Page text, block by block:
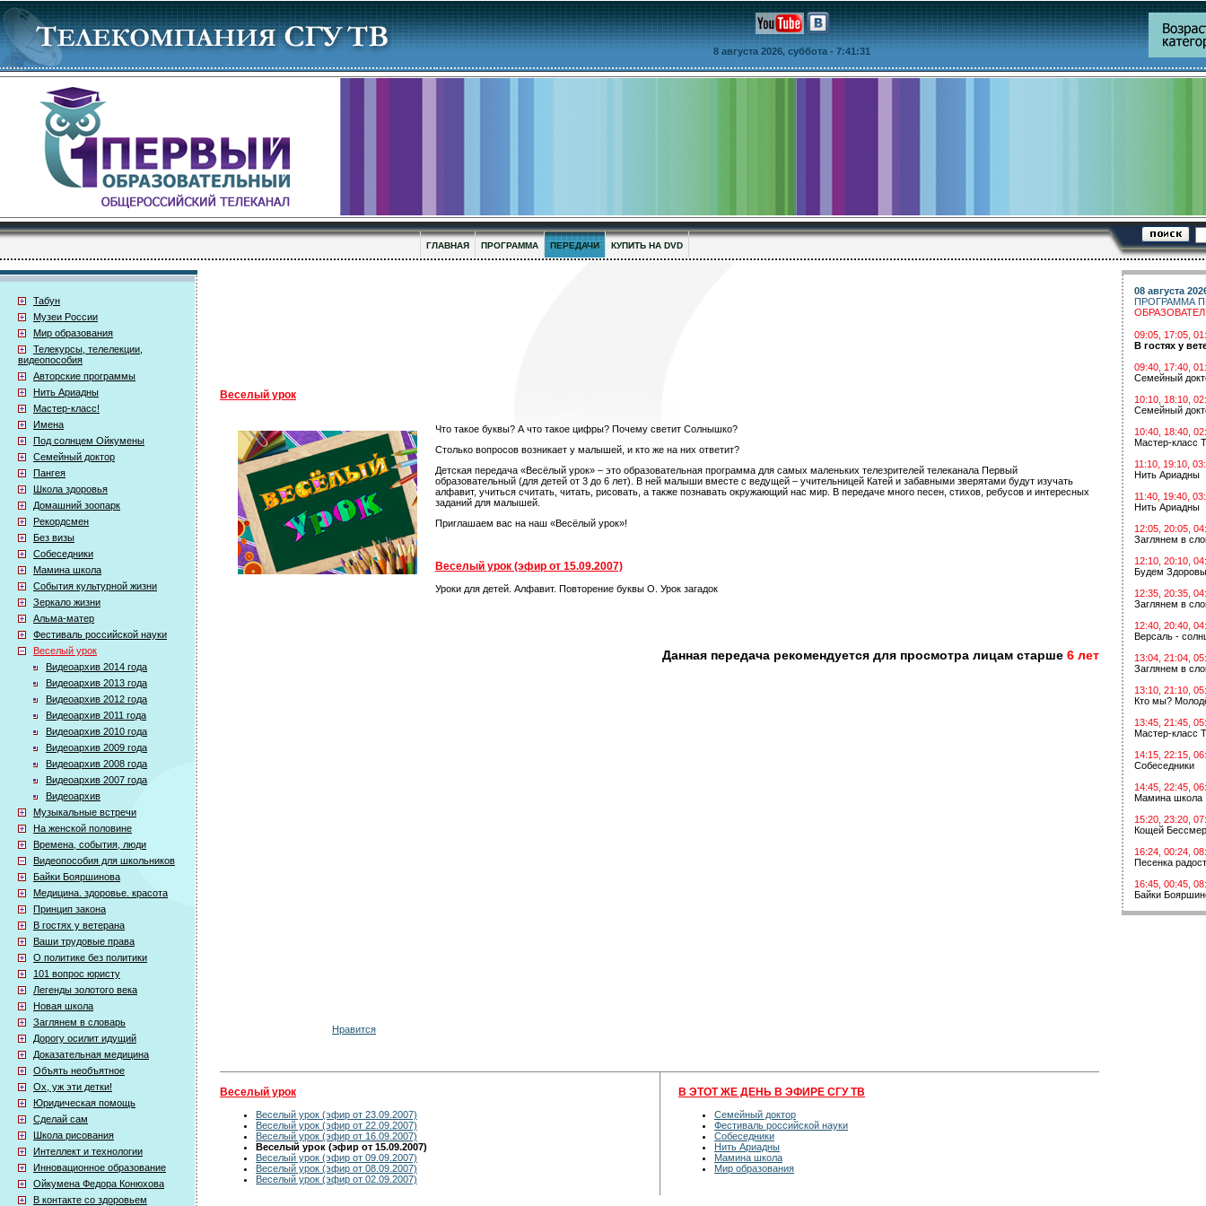
8 августа 2026, суббота - 7:41:31
ГЛАВНАЯ ПРОГРАММА ПЕРЕДАЧИ КУПИТЬ НА DVD
Табун
Музеи России
Мир образования
Телекурсы, телелекции,
видеопособия
Авторские программы
Нить Ариадны
Мастер-класс!
Имена
Под солнцем Ойкумены
Семейный доктор
Пангея
Школа здоровья
Домашний зоопарк
Рекордсмен
Без визы
Собеседники
Мамина школа
События культурной жизни
Зеркало жизни
Альма-матер
Фестиваль российской науки
Веселый урок
Видеоархив 2014 года
Видеоархив 2013 года
Видеоархив 2012 года
Видеоархив 2011 года
Видеоархив 2010 года
Видеоархив 2009 года
Видеоархив 2008 года
Видеоархив 2007 года
Видеоархив
Музыкальные встречи
На женской половине
Времена, события, люди
Видеопособия для школьников
Байки Бояршинова
Медицина. здоровье. красота
Принцип закона
В гостях у ветерана
Ваши трудовые права
О политике без политики
101 вопрос юристу
Легенды золотого века
Новая школа
Заглянем в словарь
Дорогу осилит идущий
Доказательная медицина
Объять необъятное
Ох, уж эти детки!
Юридическая помощь
Сделай сам
Школа рисования
Интеллект и технологии
Инновационное образование
Ойкумена Федора Конюхова
В контакте со здоровьем
Веселый урок
Что такое буквы? А что такое цифры? Почему светит Солнышко?
Столько вопросов возникает у малышей, и кто же на них ответит?
Детская передача «Весёлый урок» – это образовательная программа для самых маленьких телезрителей телеканала Первый
образовательный (для детей от 3 до 6 лет). В ней малыши вместе с ведущей – учительницей Катей и забавными зверятами будут изучать
алфавит, учиться считать, читать, рисовать, а также познавать окружающий нас мир. В передаче много песен, стихов, ребусов и интересных
заданий для малышей.
Приглашаем вас на наш «Весёлый урок»!
Веселый урок (эфир от 15.09.2007)
Уроки для детей. Алфавит. Повторение буквы О. Урок загадок
Данная передача рекомендуется для просмотра лицам старше 6 лет
Нравится
Веселый урок
Веселый урок (эфир от 23.09.2007)
Веселый урок (эфир от 22.09.2007)
Веселый урок (эфир от 16.09.2007)
Веселый урок (эфир от 15.09.2007)
Веселый урок (эфир от 09.09.2007)
Веселый урок (эфир от 08.09.2007)
Веселый урок (эфир от 02.09.2007)
В ЭТОТ ЖЕ ДЕНЬ В ЭФИРЕ СГУ ТВ
Семейный доктор
Фестиваль российской науки
Собеседники
Нить Ариадны
Мамина школа
Мир образования
08 августа
ПРОГРАММА
09:05, 17:05,
В гостях у
09:40, 17:40,
Семейный
10:10, 18:10,
Семейный
10:40, 18:40,
Мастер-класс
11:10, 19:10,
Нить Ариадны
11:40, 19:40,
Нить Ариадны
12:05, 20:05,
Заглянем в
12:10, 20:10,
Будем
12:35, 20:35,
Заглянем в
12:40, 20:40,
Версаль -
13:04, 21:04,
Заглянем в
13:10, 21:10,
Кто мы?
13:45, 21:45,
Мастер-класс
14:15, 22:15,
Собеседники
14:45, 22:45,
Мамина школа
15:20, 23:20,
Кощей
16:24, 00:24,
Песенка
16:45, 00:45,
Байки